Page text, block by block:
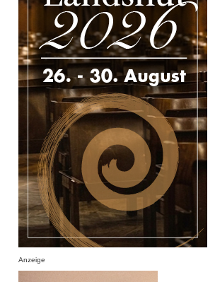
Anzeige